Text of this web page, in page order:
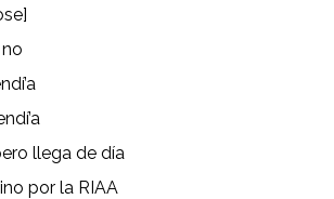
llega de día
por la RIAA